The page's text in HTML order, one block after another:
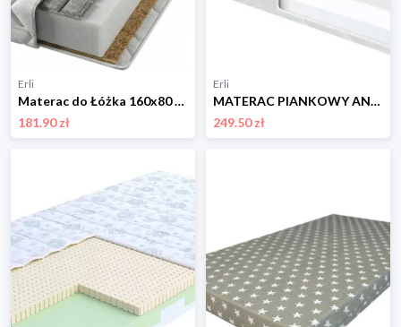
Erli
Materac do Łóżka 160x80 x 10 cm Gryka Pianka Kokos
181.90 zł
Erli
MATERAC PIANKOWY ANTYALERGICZNY DLA DZIECKA PIANKA HR LATEKS 140x70 ATEST
249.50 zł